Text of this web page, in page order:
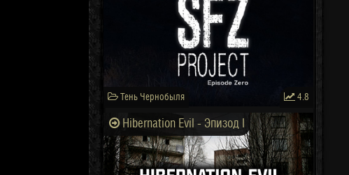
Тень Чернобыля 4.8
Hibernation Evil - Эпизод I